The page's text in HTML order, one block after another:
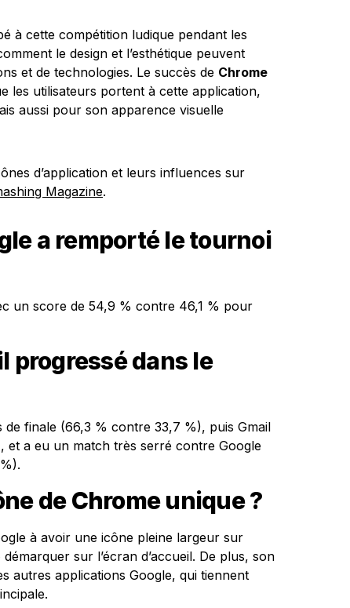
à cette compétition ludique pendant les
le design et l’esthétique peuvent
et de technologies. Le succès de Chrome
les utilisateurs portent à cette application,
aussi pour son apparence visuelle
d’application et leurs influences sur
Magazine.
a remporté le tournoi
un score de 54,9 % contre 46,1 % pour
progressé dans le
finale (66,3 % contre 33,7 %), puis Gmail
a eu un match très serré contre Google
de Chrome unique ?
à avoir une icône pleine largeur sur
sur l’écran d’accueil. De plus, son
autres applications Google, qui tiennent